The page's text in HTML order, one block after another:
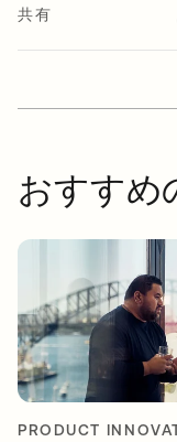
共有
おすすめ
PRODUCT